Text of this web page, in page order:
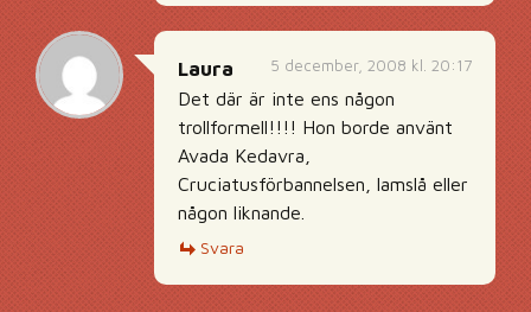
5 december, 2008 kl. 20:17
Laura
Det där är inte ens någon
trollformell!!!! Hon borde använt
Avada Kedavra,
Cruciatusförbannelsen, lamslå eller
någon liknande.
Svara